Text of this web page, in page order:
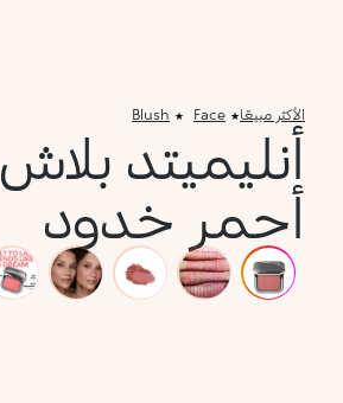
الأكثر مبيعًا Face
Blush
أنليميتد بلاش
أحمر خدود